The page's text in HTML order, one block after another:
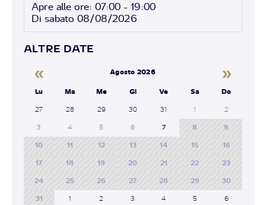
Apre alle ore: 07:00 - 19:00
Di sabato 08/08/2026
ALTRE DATE
« Agosto 2026 »
Lu Ma Me Gi Ve Sa Do
27 28 29 30 31 1 2
3 4 5 6 7 8 9
10 11 12 13 14 15 16
17 18 19 20 21 22 23
24 25 26 27 28 29 30
31 1 2 3 4 5 6